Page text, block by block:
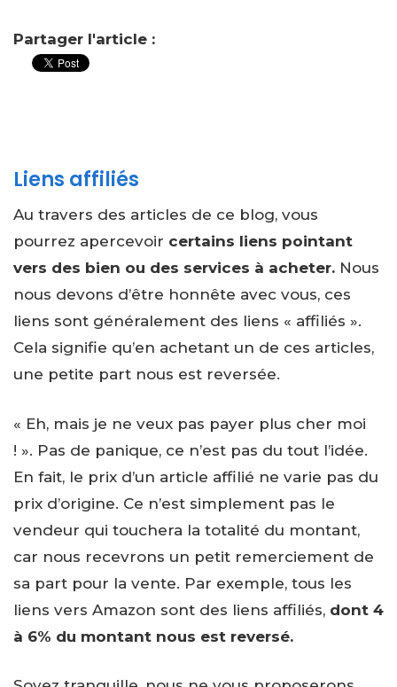
Partager l'article :
Liens affiliés
Au travers des articles de ce blog, vous
pourrez apercevoir certains liens pointant
vers des bien ou des services à acheter. Nous
nous devons d’être honnête avec vous, ces
liens sont généralement des liens « affiliés ».
Cela signifie qu’en achetant un de ces articles,
une petite part nous est reversée.
« Eh, mais je ne veux pas payer plus cher moi
! ». Pas de panique, ce n’est pas du tout l’idée.
En fait, le prix d’un article affilié ne varie pas du
prix d’origine. Ce n’est simplement pas le
vendeur qui touchera la totalité du montant,
car nous recevrons un petit remerciement de
sa part pour la vente. Par exemple, tous les
liens vers Amazon sont des liens affiliés, dont 4
à 6% du montant nous est reversé.